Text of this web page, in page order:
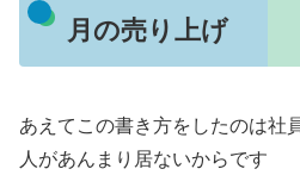
月の売り上げ
あえてこの書き方をしたのは社
人があんまり居ないからです